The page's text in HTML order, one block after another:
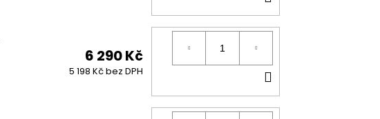
KOŠÍKU
6 290 Kč
5 198 Kč bez DPH
KOŠÍKU